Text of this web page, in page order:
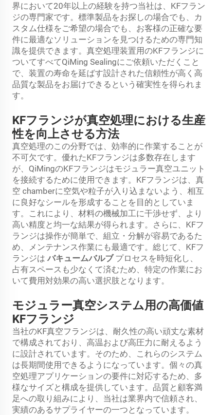
界において20年以上の経験を持つ当社は、KFフラン
ジの専門家です。標準製品をお探しの場合でも、カ
スタム仕様をご希望の場合でも、お客様の正確な要
件に最適なソリューションを見つけるための専門知
識を提供できます。真空処理装置用のKFフランジに
ついてすべてQiMing Sealingにご依頼いただくこと
で、装置の寿命を延ばす設計された信頼性が高く高
品質な製品をお届けできるという確実性を得られま
す。
KFフランジが真空処理における生産
性を向上させる方法
真空処理のこの分野では、効率的に作業することが
不可欠です。優れたKFフランジは多数存在します
が、QiMingのKFフランジはモジュラー真空ユニット
を接続するために使用できます。KFフランジは、真
空 chamberに空気や粒子が入り込まないよう、相互
に良好なシールを形成することを目的としていま
す。これにより、材料の機械加工に干渉せず、より
高い精度と均一な結果が得られます。さらに、KFフ
ランジは操作が簡単で、組立・分解が容易であるた
め、メンテナンス作業にも最適です。総じて、KFフ
ランジは バキュームバルブ プロセスを時短化し、
占有スペースも少なくて済むため、特定の作業にお
いて費用対効果の高い選択肢となります。
モジュラー真空システム用の高価値
KFフランジ
当社のKF真空フランジは、耐久性の高い頑丈な素材
で構成されており、高温および高圧力に耐えるよう
に設計されています。そのため、これらのシステム
は長期間使用できるようになっています。個々の真
空処理アプリケーションの要件に対応するため、多
様なサイズと構成を提供しています。品質と顧客満
足への取り組みにより、当社は業界内で信頼され、
実績のあるサプライヤーの一つとなっています。